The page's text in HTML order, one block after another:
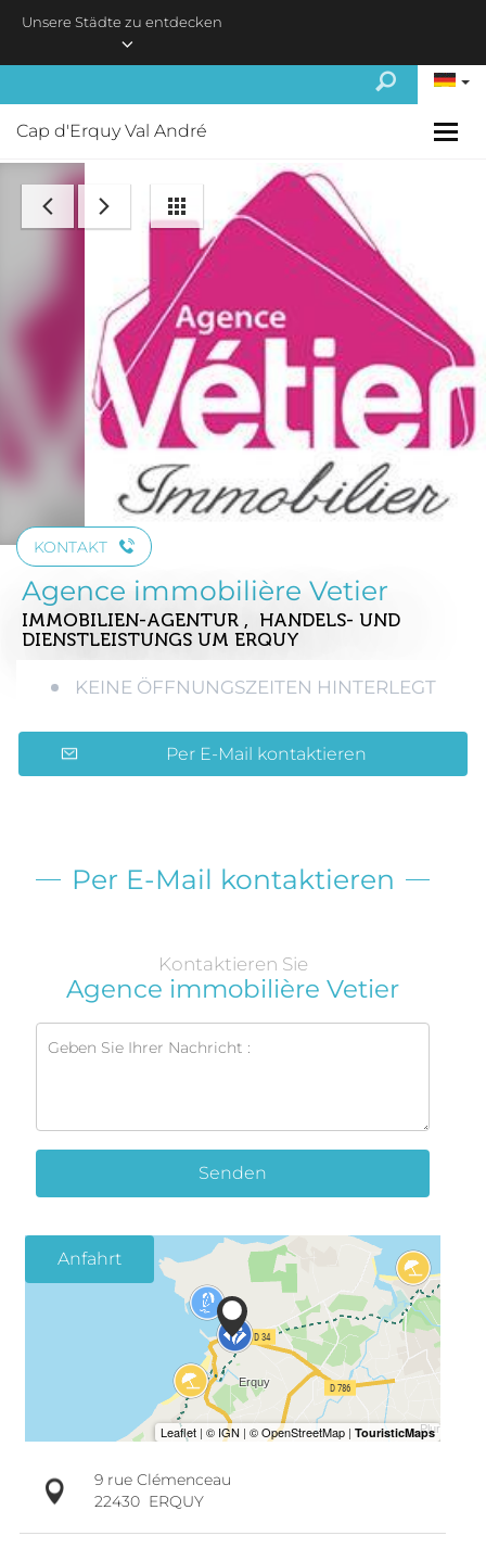
Unsere Städte zu entdecken
Cap d'Erquy Val André
KONTAKT
Agence immobilière Vetier
IMMOBILIEN-AGENTUR , HANDELS- UND
DIENSTLEISTUNGS UM ERQUY
KEINE ÖFFNUNGSZEITEN HINTERLEGT
Per E-Mail kontaktieren
Per E-Mail kontaktieren
Kontaktieren Sie
Agence immobilière Vetier
Senden
Anfahrt
9 rue Clémenceau
22430 ERQUY